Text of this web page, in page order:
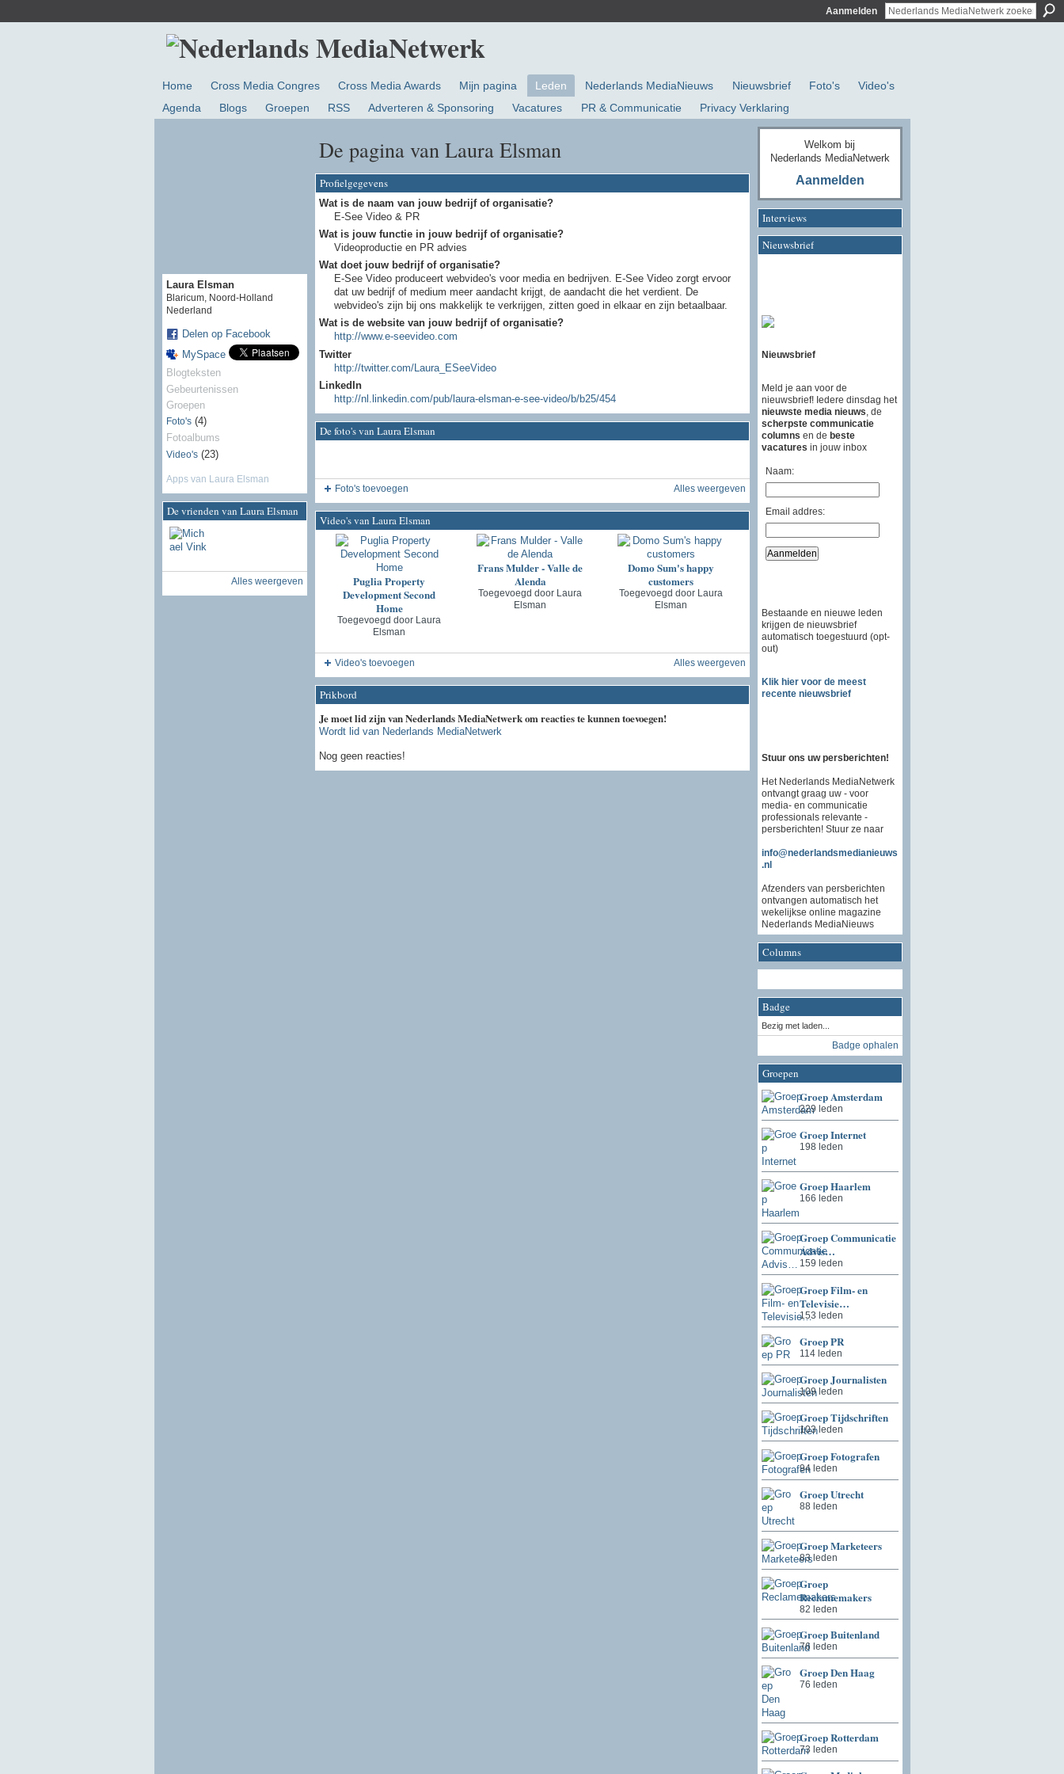
Aanmelden
Home Cross Media Congres Cross Media Awards Mijn pagina Leden Nederlands MediaNieuws Nieuwsbrief Foto's
Video's
Agenda
Blogs Groepen RSS Adverteren & Sponsoring Vacatures PR & Communicatie Privacy Verklaring
Laura Elsman
Blaricum, Noord-Holland
Nederland
Delen op Facebook
MySpace
Blogteksten
Gebeurtenissen
Groepen
Foto's(4)
Fotoalbums
Video's(23)
Apps van Laura Elsman
De vrienden van Laura Elsman
Alles weergeven
De pagina van Laura Elsman
Profielgegevens
Wat is de naam van jouw bedrijf of organisatie?
E-See Video & PR
Wat is jouw functie in jouw bedrijf of organisatie?
Videoproductie en PR advies
Wat doet jouw bedrijf of organisatie?
E-See Video produceert webvideo's voor media en bedrijven. E-See Video zorgt ervoor
dat uw bedrijf of medium meer aandacht krijgt, de aandacht die het verdient. De
webvideo's zijn bij ons makkelijk te verkrijgen, zitten goed in elkaar en zijn betaalbaar.
Wat is de website van jouw bedrijf of organisatie?
http://www.e-seevideo.com
Twitter
http://twitter.com/Laura_ESeeVideo
LinkedIn
http://nl.linkedin.com/pub/laura-elsman-e-see-video/b/b25/454
De foto's van Laura Elsman
Foto's toevoegen Alles weergeven
Video's van Laura Elsman
Puglia Property
Development Second
Home
Toegevoegd door Laura
Elsman
Frans Mulder - Valle de
Alenda
Toegevoegd door Laura
Elsman
Domo Sum's happy
customers
Toegevoegd door Laura
Elsman
Video's toevoegen Alles weergeven
Prikbord
Je moet lid zijn van Nederlands MediaNetwerk om reacties te kunnen toevoegen!
Wordt lid van Nederlands MediaNetwerk
Nog geen reacties!
Welkom bij
Nederlands MediaNetwerk
Aanmelden
Interviews
Nieuwsbrief
Nieuwsbrief
Meld je aan voor de
nieuwsbrief! Iedere dinsdag het
nieuwste media nieuws , de
scherpste communicatie
columns en de beste
vacatures in jouw inbox
Naam:
Email addres:
Bestaande en nieuwe leden
krijgen de nieuwsbrief
automatisch toegestuurd (opt-
out)
Klik hier voor de meest
recente nieuwsbrief
Stuur ons uw persberichten!
Het Nederlands MediaNetwerk
ontvangt graag uw - voor
media- en communicatie
professionals relevante -
persberichten! Stuur ze naar
info@nederlandsmedianieuws
.nl
Afzenders van persberichten
ontvangen automatisch het
wekelijkse online magazine
Nederlands MediaNieuws
Columns
Badge
Bezig met laden...
Badge ophalen
Groepen
Groep Amsterdam
229 leden
Groep Internet
198 leden
Groep Haarlem
166 leden
Groep Communicatie
Advis…
159 leden
Groep Film- en
Televisie…
153 leden
Groep PR
114 leden
Groep Journalisten
109 leden
Groep Tijdschriften
103 leden
Groep Fotografen
94 leden
Groep Utrecht
88 leden
Groep Marketeers
83 leden
Groep
Reclamemakers
82 leden
Groep Buitenland
76 leden
Groep Den Haag
76 leden
Groep Rotterdam
73 leden